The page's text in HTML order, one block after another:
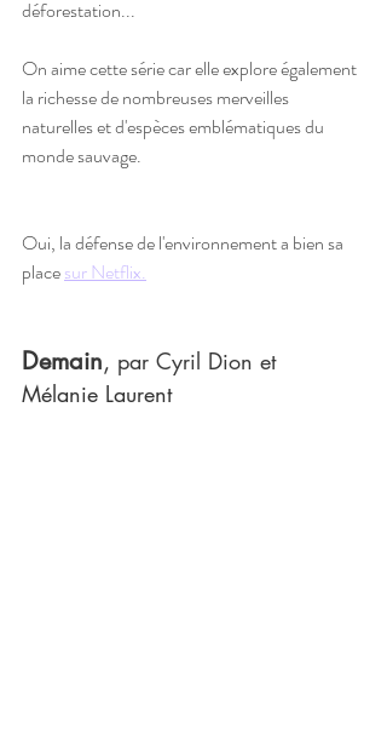
déforestation...
On aime cette série car elle explore également
la richesse de nombreuses merveilles
naturelles et d'espèces emblématiques du
monde sauvage.
Oui, la défense de l'environnement a bien sa
place sur Netflix.
Demain, par Cyril Dion et
Mélanie Laurent